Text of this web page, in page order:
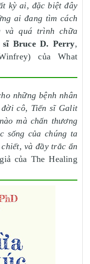
kỳ ai, đặc biệt đây
ai đang tìm cách
và quá trình chữa
Bruce D. Perry,
của What
những bệnh nhân
cô, Tiến sĩ Galit
mà chấn thương
sống của chúng ta
và đầy trắc ẩn
của The Healing